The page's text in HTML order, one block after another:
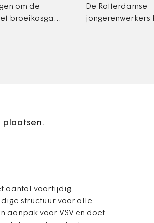
om de
broeikasgas
De Rotterdamse
jongerenwerkers
plaatsen.
aantal voortijdig
structuur voor alle
aanpak voor VSV en doet